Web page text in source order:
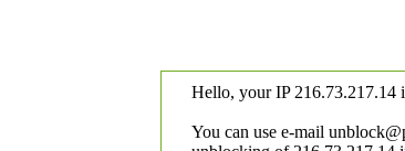
Hello, your IP 216.73.217.14
You can use e-mail